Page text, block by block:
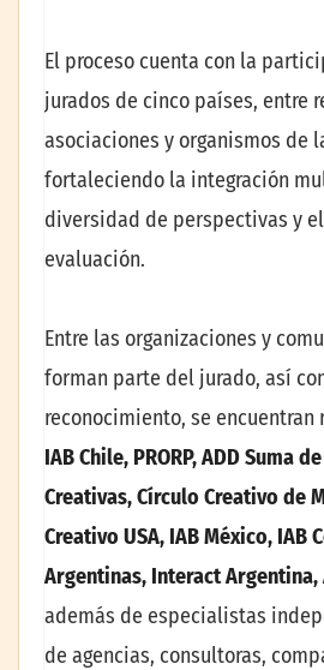
El proceso cuenta con la
jurados de cinco países, entre
asociaciones y organismos de
fortaleciendo la integración
diversidad de perspectivas y
evaluación.
Entre las organizaciones y
forman parte del jurado, así
reconocimiento, se encuentran
IAB Chile, PRORP, ADD Suma
Creativas, Círculo Creativo de
Creativo USA, IAB México, IAB
Argentinas, Interact Argentina,
además de especialistas
de agencias, consultoras,